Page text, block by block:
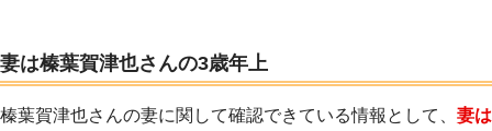
妻は榛葉賀津也さんの3歳年上
榛葉賀津也さんの妻に関して確認できている情報として、 妻は